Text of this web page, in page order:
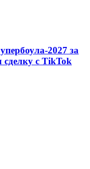
2027 за
с TikTok